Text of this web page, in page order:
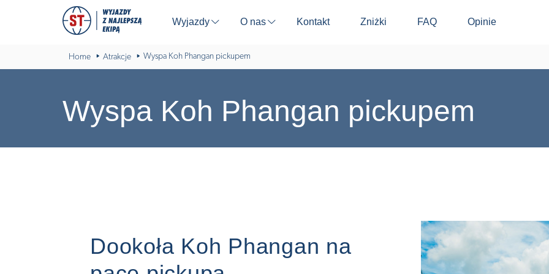
Wyjazdy ⬇ O nas ⬇ Kontakt Zniżki FAQ Opinie
Home Atrakcje Wyspa Koh Phangan pickupem
Wyspa Koh Phangan pickupem
Dookoła Koh Phangan na